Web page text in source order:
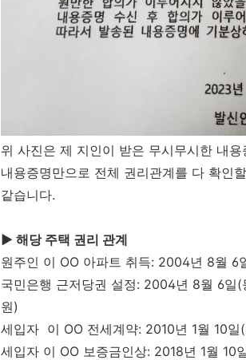
위 사진은 제 지인이 받은 무시무시한 내용
내용증명만으로 전체 권리관계를 다 확인
같습니다.
▶ 해당 주택 권리 관계
원주인 이 OO 아파트 취득: 2004년 8월 6
국민은행 근저당권 설정: 2004년 8월 6일
원)
세입자 이 OO 전세계약: 2010년 1월 10
세입자 이 OO 보증금인상: 2018년 1월